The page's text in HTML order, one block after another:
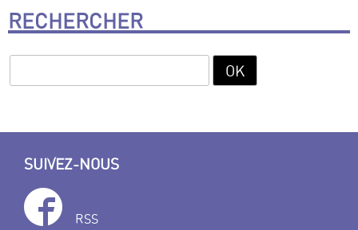
RECHERCHER
SUIVEZ-NOUS
RSS